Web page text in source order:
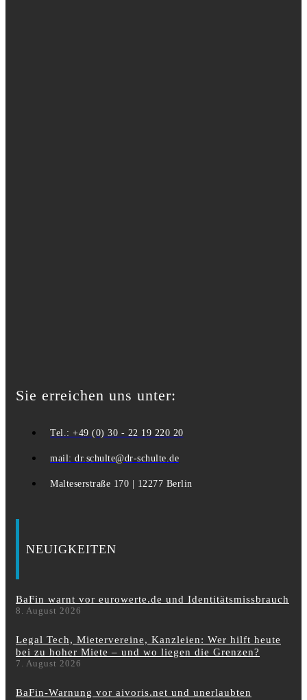
Sie erreichen uns unter:
Tel.: +49 (0) 30 - 22 19 220 20
mail: dr.schulte@dr-schulte.de
Malteserstraße 170 | 12277 Berlin
NEUIGKEITEN
BaFin warnt vor eurowerte.de und Identitätsmissbrauch
8. August 2026
Legal Tech, Mietervereine, Kanzleien: Wer hilft heute
bei zu hoher Miete – und wo liegen die Grenzen?
7. August 2026
BaFin-Warnung vor aivoris.net und unerlaubten